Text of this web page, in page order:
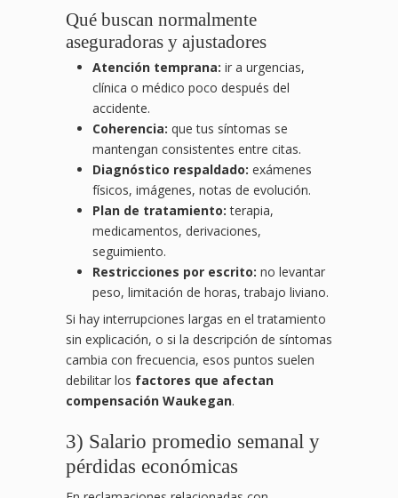
Qué buscan normalmente
aseguradoras y ajustadores
Atención temprana: ir a urgencias,
clínica o médico poco después del
accidente.
Coherencia: que tus síntomas se
mantengan consistentes entre citas.
Diagnóstico respaldado: exámenes
físicos, imágenes, notas de evolución.
Plan de tratamiento: terapia,
medicamentos, derivaciones,
seguimiento.
Restricciones por escrito: no levantar
peso, limitación de horas, trabajo liviano.
Si hay interrupciones largas en el tratamiento
sin explicación, o si la descripción de síntomas
cambia con frecuencia, esos puntos suelen
debilitar los factores que afectan
compensación Waukegan.
3) Salario promedio semanal y
pérdidas económicas